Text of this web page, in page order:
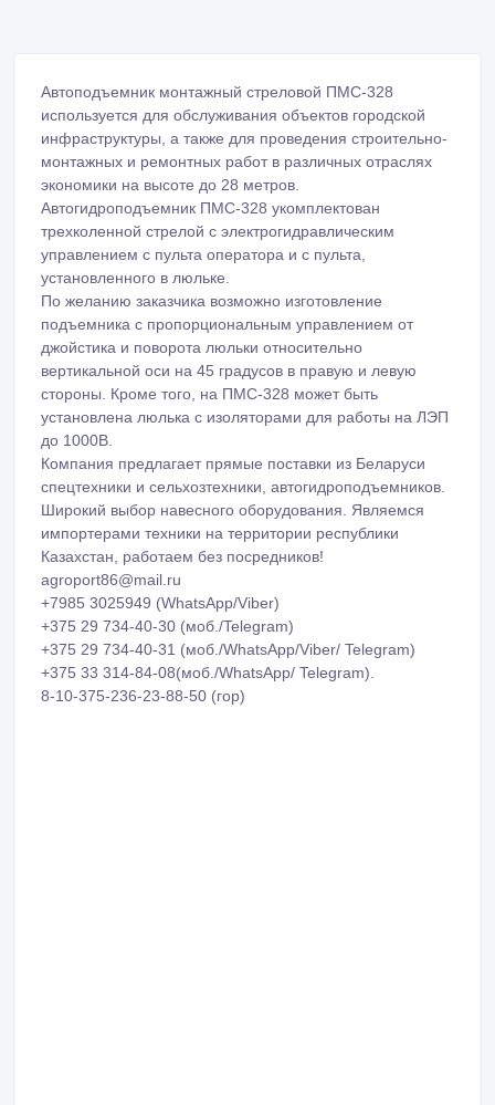
Автоподъемник монтажный стреловой ПМС-328
используется для обслуживания объектов городской
инфраструктуры, а также для проведения строительно-
монтажных и ремонтных работ в различных отраслях
экономики на высоте до 28 метров.
Автогидроподъемник ПМС-328 укомплектован
трехколенной стрелой с электрогидравлическим
управлением с пульта оператора и с пульта,
установленного в люльке.
По желанию заказчика возможно изготовление
подъемника с пропорциональным управлением от
джойстика и поворота люльки относительно
вертикальной оси на 45 градусов в правую и левую
стороны. Кроме того, на ПМС-328 может быть
установлена люлька с изоляторами для работы на ЛЭП
до 1000В.
Компания предлагает прямые поставки из Беларуси
спецтехники и сельхозтехники, автогидроподъемников.
Широкий выбор навесного оборудования. Являемся
импортерами техники на территории республики
Казахстан, работаем без посредников!
agroport86@mail.ru
+7985 3025949 (WhatsApp/Viber)
+375 29 734-40-30 (моб./Telegram)
+375 29 734-40-31 (моб./WhatsApp/Viber/ Telegram)
+375 33 314-84-08(моб./WhatsApp/ Telegram).
8-10-375-236-23-88-50 (гор)